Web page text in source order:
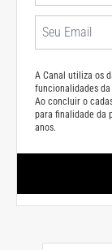
A Canal utiliza os
funcionalidades da
Ao concluir o
para finalidade da
anos.